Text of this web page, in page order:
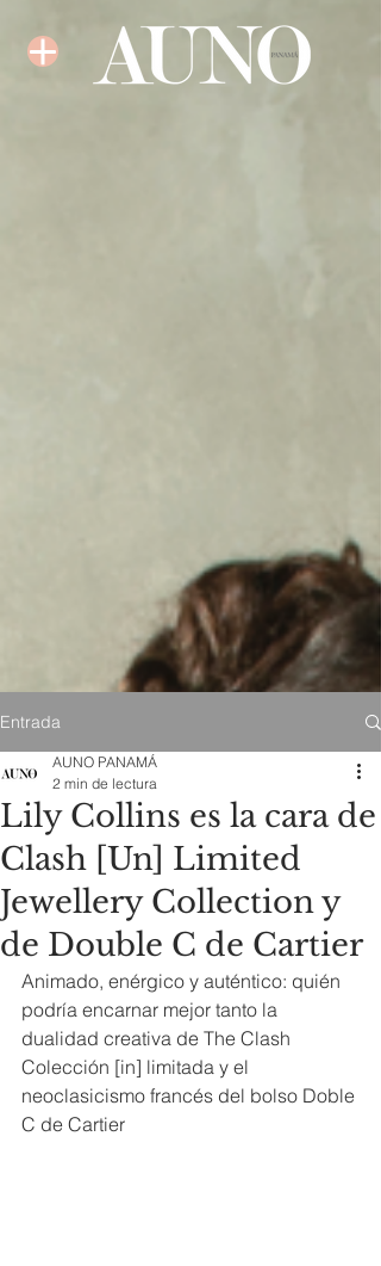
Entrada
Lily Collins es la cara de
Clash [Un] Limited
Jewellery Collection y
de Double C de Cartier
AUNO PANAMÁ
2 min de lectura
Animado, enérgico y auténtico: quién
podría encarnar mejor tanto la
dualidad creativa de The Clash
Colección [in] limitada y el
neoclasicismo francés del bolso Doble
C de Cartier